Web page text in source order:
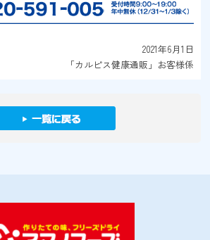
2021年6月1日
「カルピス健康通販」お客様係